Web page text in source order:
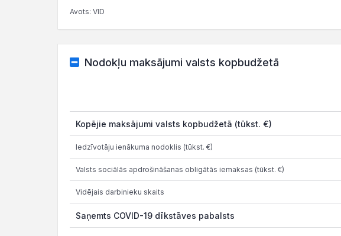
Avots: VID
Nodokļu maksājumi valsts kopbudžetā
Kopējie maksājumi valsts kopbudžetā (tūkst. €)
Iedzīvotāju ienākuma nodoklis (tūkst. €)
Valsts sociālās apdrošināšanas obligātās iemaksas (tūkst. €)
Vidējais darbinieku skaits
Saņemts COVID-19 dīkstāves pabalsts